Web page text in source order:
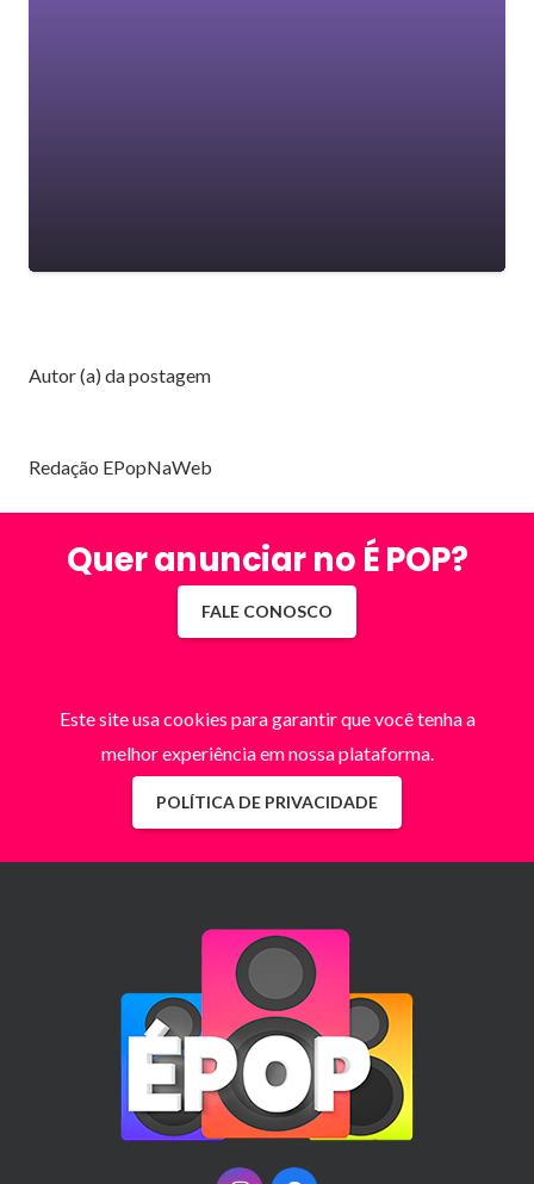
Autor (a) da postagem
Redação EPopNaWeb
Quer anunciar no É POP?
FALE CONOSCO
Este site usa cookies para garantir que você tenha a
melhor experiência em nossa plataforma.
POLÍTICA DE PRIVACIDADE